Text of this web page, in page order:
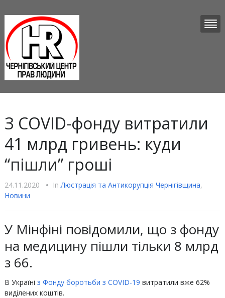
​З COVID-фонду витратили
41 млрд гривень: куди
“пішли” гроші
24.11.2020 • InЛюстрацiя та Антикорупцiя Чернігівщина,
Новини
У Мінфіні повідомили, що з фонду
на медицину пішли тільки 8 млрд
з 66.
В Україні з Фонду боротьби з COVID-19 витратили вже 62%
виділених коштів.